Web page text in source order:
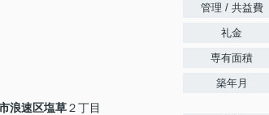
浪速区塩草２丁目
管理 / 共益費
礼金
専有面積
築年月